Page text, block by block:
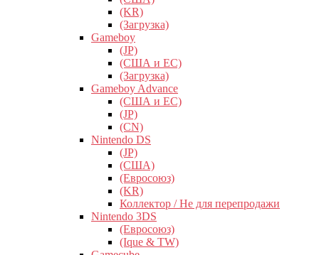
(KR)
(Загрузка)
Gameboy
(JP)
(США и ЕС)
(Загрузка)
Gameboy Advance
(США и ЕС)
(JP)
(CN)
Nintendo DS
(JP)
(США)
(Евросоюз)
(KR)
Коллектор / Не для перепродажи
Nintendo 3DS
(Евросоюз)
(Ique & TW)